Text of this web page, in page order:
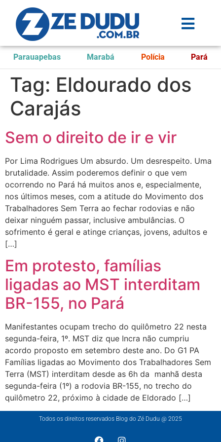
Parauapebas Marabá Polícia Pará
Tag: Eldourado dos
Carajás
Sem o direito de ir e vir
Por Lima Rodrigues Um absurdo. Um desrespeito. Uma
brutalidade. Assim poderemos definir o que vem
ocorrendo no Pará há muitos anos e, especialmente,
nos últimos meses, com a atitude do Movimento dos
Trabalhadores Sem Terra ao fechar rodovias e não
deixar ninguém passar, inclusive ambulâncias. O
sofrimento é geral e atinge crianças, jovens, adultos e
[…]
Em protesto, famílias
ligadas ao MST interditam
BR-155, no Pará
Manifestantes ocupam trecho do quilômetro 22 nesta
segunda-feira, 1º. MST diz que Incra não cumpriu
acordo proposto em setembro deste ano. Do G1 PA
Famílias ligadas ao Movimento dos Trabalhadores Sem
Terra (MST) interditam desde as 6h da manhã desta
segunda-feira (1º) a rodovia BR-155, no trecho do
quilômetro 22, próximo à cidade de Eldorado […]
Todos os direitos reservados Blog do Zé Dudu @ 2025